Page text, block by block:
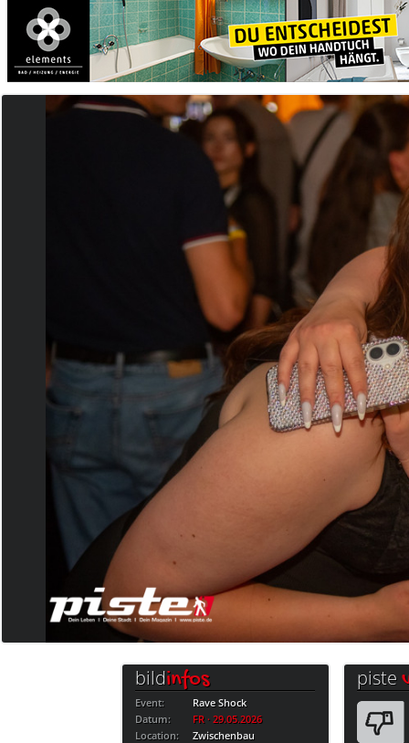
bildinfos
Event:
Rave Shock
Datum:
FR · 29.05.2026
Location:
Zwischenbau
piste